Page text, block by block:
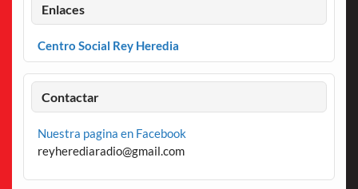
Enlaces
Centro Social Rey Heredia
Contactar
Nuestra pagina en Facebook
reyherediaradio@gmail.com